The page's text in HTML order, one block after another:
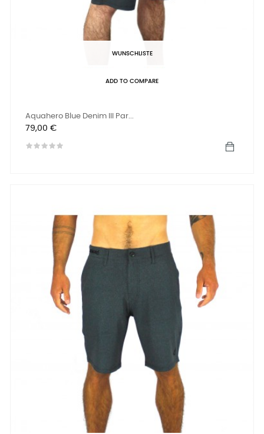
WUNSCHLISTE
ADD TO COMPARE
Aquahero Blue Denim III Par...
Preis
79,00 €